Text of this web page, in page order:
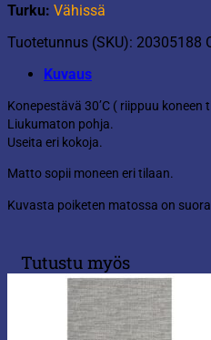
Turku: Vähissä
Tuotetunnus (SKU): 20305188
Kuvaus
Konepestävä 30’C ( riippuu koneen
Liukumaton pohja.
Useita eri kokoja.
Matto sopii moneen eri tilaan.
Kuvasta poiketen matossa on
Tutustu myös